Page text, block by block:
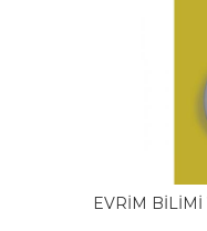
EVRİM BİLİMİ